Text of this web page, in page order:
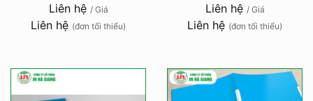
Liên hệ / Giá
Liên hệ (đơn tối thiểu)
Liên hệ / Giá
Liên hệ (đơn tối thiểu)